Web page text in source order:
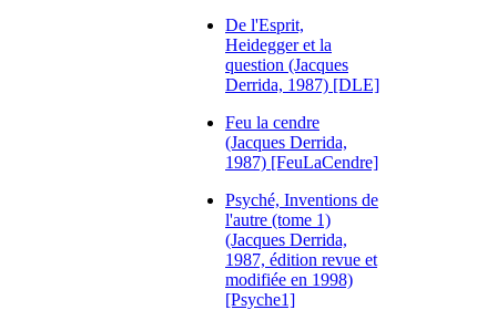
De l'Esprit,
Heidegger et la
question (Jacques
Derrida, 1987) [DLE]
Feu la cendre
(Jacques Derrida,
1987) [FeuLaCendre]
Psyché, Inventions de
l'autre (tome 1)
(Jacques Derrida,
1987, édition revue et
modifiée en 1998)
[Psyche1]